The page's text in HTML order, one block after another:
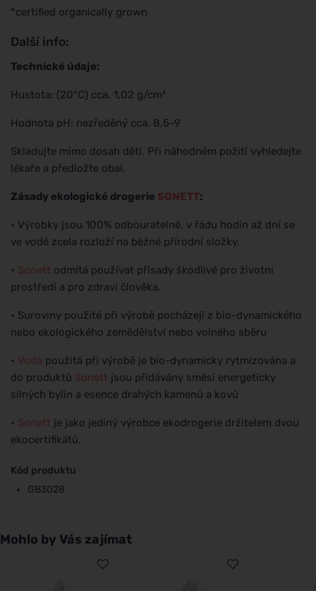
*certified organically grown
Další info:
Technické údaje:
Hustota: (20°C) cca. 1,02 g/cm³
Hodnota pH: nezředěný cca. 8,5-9
Skladujte mimo dosah dětí. Při náhodném požití vyhledejte
lékaře a předložte obal.
Zásady ekologické drogerie SONETT:
• Výrobky jsou 100% odbouratelné, v řádu hodin až dní se
ve vodě zcela rozloží na běžné přírodní složky.
• Sonett odmítá používat přísady škodlivé pro životní
prostředí a pro zdraví člověka.
• Suroviny použité při výrobě pocházejí z bio-dynamického
nebo ekologického zemědělství nebo volného sběru
• Voda použitá při výrobě je bio-dynamicky rytmizována a
do produktů Sonett jsou přidávány směsi energeticky
silných bylin a esence drahých kamenů a kovů
• Sonett je jako jediný výrobce ekodrogerie držitelem dvou
ekocertifikátů.
Kód produktu
GB3028
Mohlo by Vás zajímat